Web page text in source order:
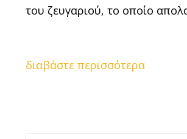
του ζευγαριού, το οποίο
διαβάστε περισσότερα